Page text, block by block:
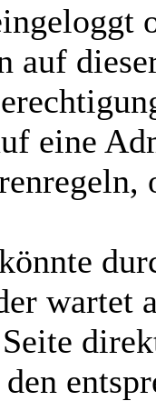
auf
eine
wartet